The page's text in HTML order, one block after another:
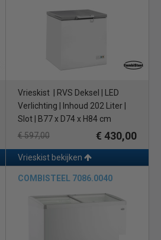
Vrieskist | RVS Deksel | LED
Verlichting | Inhoud 202 Liter |
Slot | B77 x D74 x H84 cm
€ 597,00
€ 430,00
Vrieskist bekijken
COMBISTEEL 7086.0040